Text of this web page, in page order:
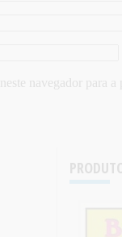
navegador para a